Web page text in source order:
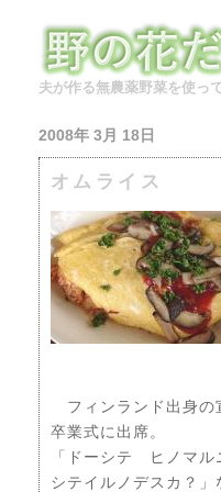
夫が作る無農薬野菜を使っ
2008年 3月 18日
オムライス
フィンランド出身の
卒業式に出席。
「ドーシテ ヒノマル
シテイルノデスカ？」